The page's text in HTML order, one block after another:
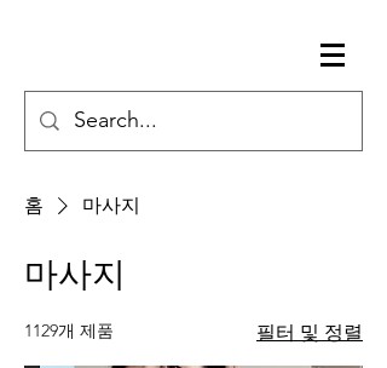
홈 마사지
마사지
1129개 제품 필터 및 정렬